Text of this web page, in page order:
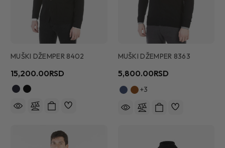
MUŠKI DŽEMPER 8402
15,200.00RSD
MUŠKI DŽEMPER 8363
5,800.00RSD
+3